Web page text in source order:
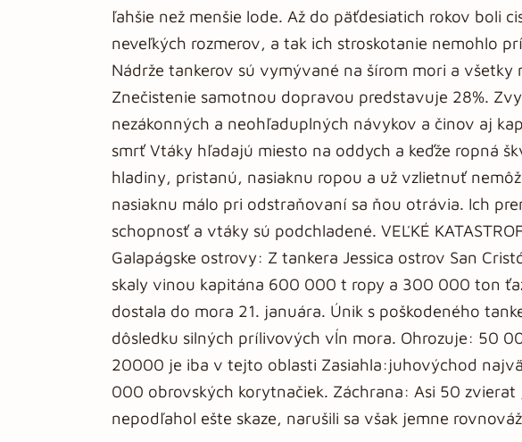
ľahšie než menšie lode. Až do päťdesiatich rokov boli
neveľkých rozmerov, a tak ich stroskotanie nemohlo
Nádrže tankerov sú vymývané na šírom mori a
Znečistenie samotnou dopravou predstavuje 28%.
nezákonných a neohľaduplných návykov a činov aj
smrť Vtáky hľadajú miesto na oddych a keďže ropná
hladiny, pristanú, nasiaknu ropou a už vzlietnuť
nasiaknu málo pri odstraňovaní sa ňou otrávia. Ich
schopnosť a vtáky sú podchladené. VEĽKÉ
Galapágske ostrovy: Z tankera Jessica ostrov San
skaly vinou kapitána 600 000 t ropy a 300 000 ton
dostala do mora 21. januára. Únik s poškodeného
dôsledku silných prílivových vĺn mora. Ohrozuje: 50
20000 je iba v tejto oblasti Zasiahla:juhovýchod
000 obrovských korytnačiek. Záchrana: Asi 50
nepodľahol ešte skaze, narušili sa však jemne